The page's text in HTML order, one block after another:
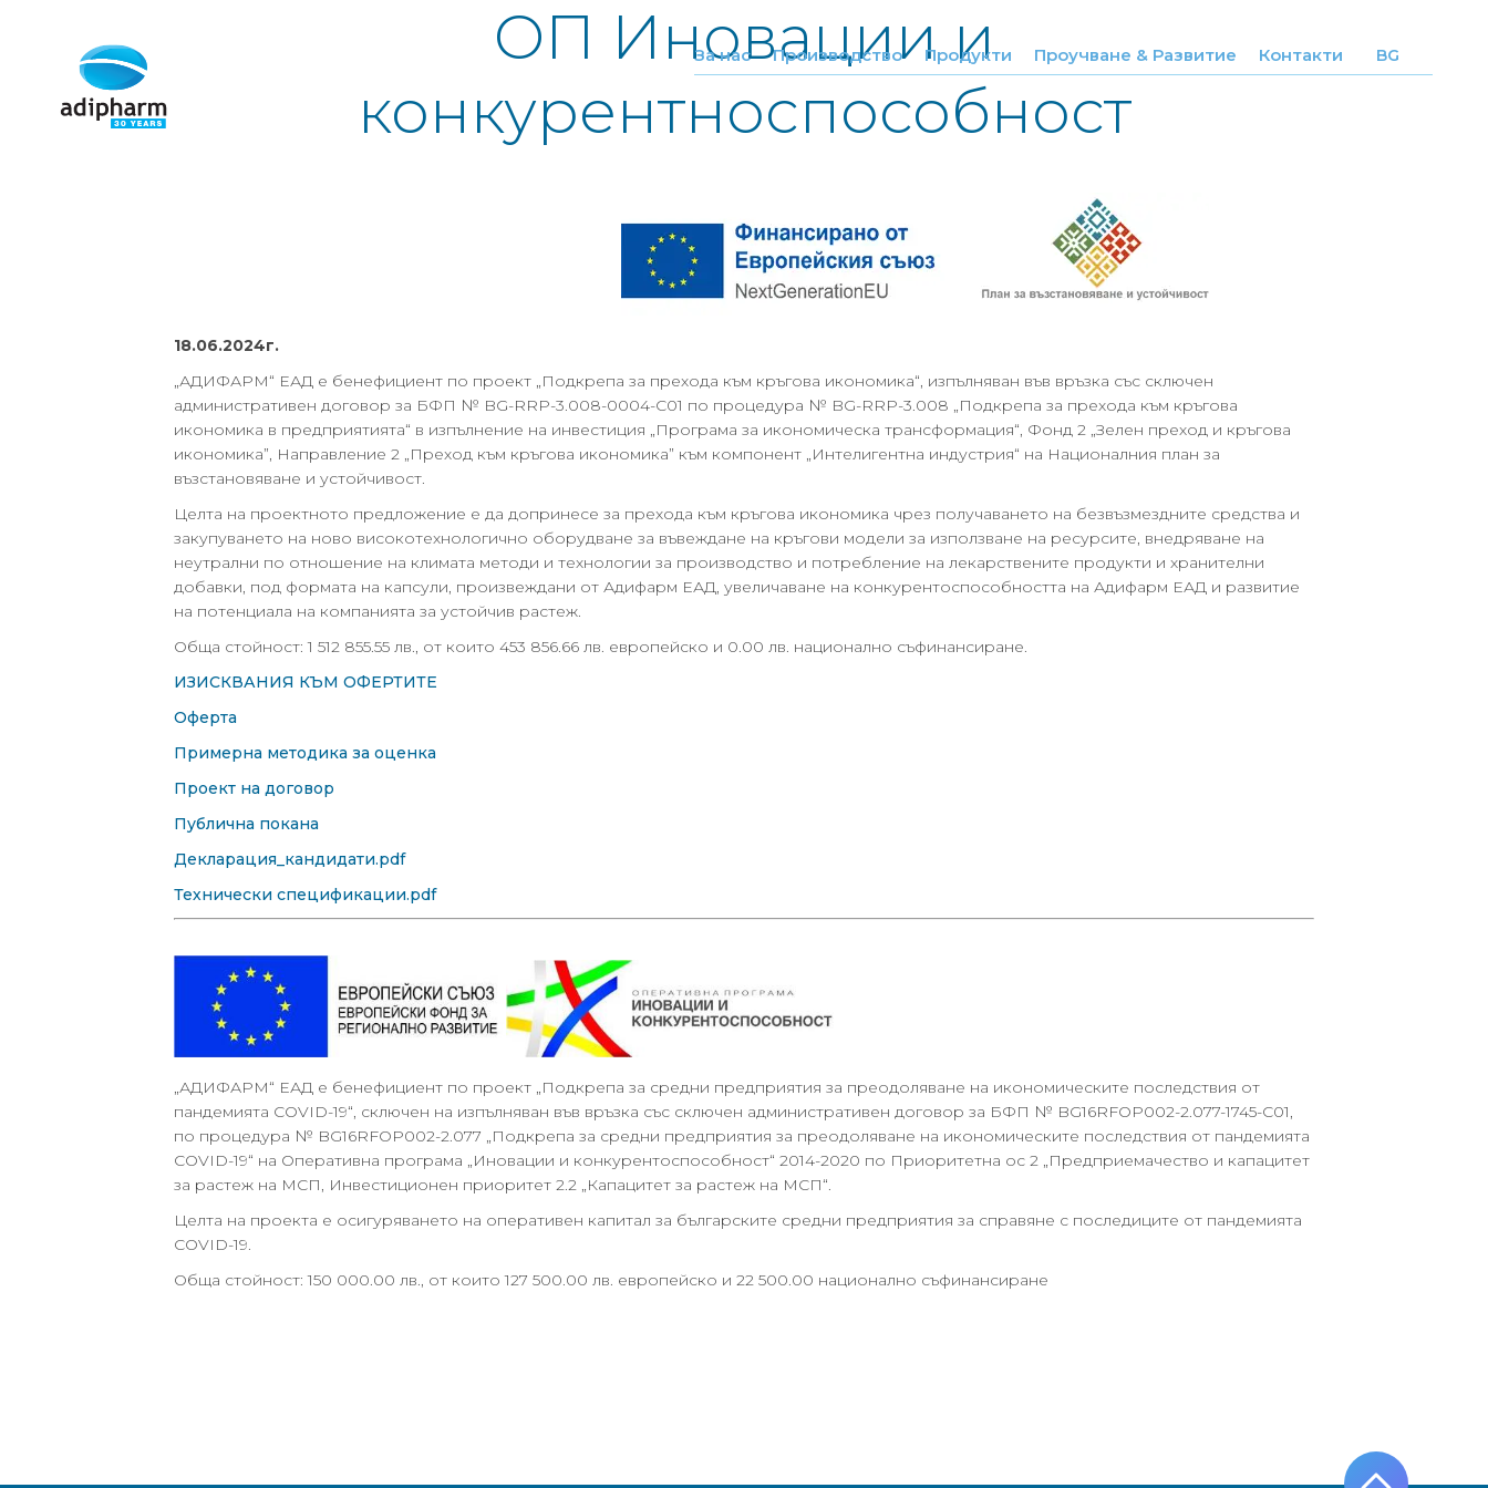
За нас Производство Продукти Проучване & Развитие Контакти BG
ОП Иновации и
конкурентноспособност
18.06.2024г.
„АДИФАРМ“ ЕАД е бенефициент по проект „Подкрепа за прехода към кръгова икономика“, изпълняван във връзка със сключен
административен договор за БФП № BG-RRP-3.008-0004-C01 по процедура № BG-RRP-3.008 „Подкрепа за прехода към кръгова
икономика в предприятията“ в изпълнение на инвестиция „Програма за икономическа трансформация“, Фонд 2 „Зелен преход и кръгова
икономика”, Направление 2 „Преход към кръгова икономика” към компонент „Интелигентна индустрия“ на Националния план за
възстановяване и устойчивост.
Целта на проектното предложение е да допринесе за прехода към кръгова икономика чрез получаването на безвъзмездните средства и
закупуването на ново високотехнологично оборудване за въвеждане на кръгови модели за използване на ресурсите, внедряване на
неутрални по отношение на климата методи и технологии за производство и потребление на лекарствените продукти и хранителни
добавки, под формата на капсули, произвеждани от Адифарм ЕАД, увеличаване на конкурентоспособността на Адифарм ЕАД и развитие
на потенциала на компанията за устойчив растеж.
Обща стойност: 1 512 855.55 лв., от които 453 856.66 лв. европейско и 0.00 лв. национално съфинансиране.
ИЗИСКВАНИЯ КЪМ ОФЕРТИТЕ
Оферта
Примерна методика за оценка
Проект на договор
Публична покана
Декларация_кандидати.pdf
Технически спецификации.pdf
„АДИФАРМ“ ЕАД е бенефициент по проект „Подкрепа за средни предприятия за преодоляване на икономическите последствия от
пандемията COVID-19“, сключен на изпълняван във връзка със сключен административен договор за БФП № BG16RFOP002-2.077-1745-C01,
по процедура № BG16RFOP002-2.077 „Подкрепа за средни предприятия за преодоляване на икономическите последствия от пандемията
COVID-19“ на Оперативна програма „Иновации и конкурентоспособност“ 2014-2020 по Приоритетна ос 2 „Предприемачество и капацитет
за растеж на МСП, Инвестиционен приоритет 2.2 „Капацитет за растеж на МСП“.
Целта на проекта е осигуряването на оперативен капитал за българските средни предприятия за справяне с последиците от пандемията
COVID-19.
Обща стойност: 150 000.00 лв., от които 127 500.00 лв. европейско и 22 500.00 национално съфинансиране